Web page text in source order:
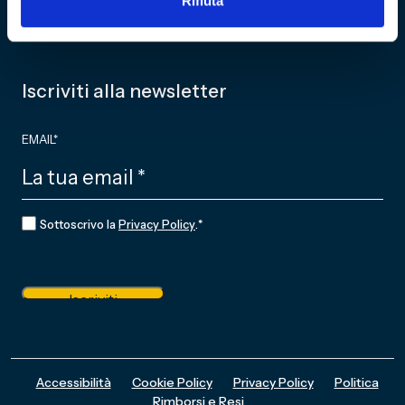
Iscriviti alla newsletter
EMAIL*
CONSENSO*
Sottoscrivo laPrivacy Policy.*
Iscriviti
Accessibilità Cookie Policy Privacy Policy
Politica
Rimborsi e Resi